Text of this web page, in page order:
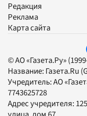
Редакция
Реклама
Карта сайта
© АО «Газета.Ру»
Название: Газета.Ru
Учредитель:АО
7743625728
Адрес учредителя: